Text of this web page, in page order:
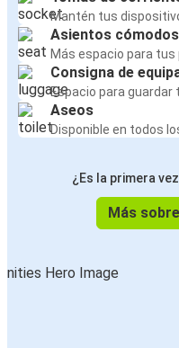
Mantén tus
Asientos cómodos
Más espacio para
Consigna de
Espacio para
Aseos
Disponible en todos
¿Es la primera
Más